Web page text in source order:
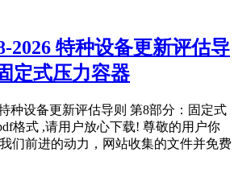
2026 特种设备更新评估导
定式压力容器
种设备更新评估导则 第8部分：固定式
格式 ,请用户放心下载! 尊敬的用户你
们前进的动力，网站收集的文件并免费